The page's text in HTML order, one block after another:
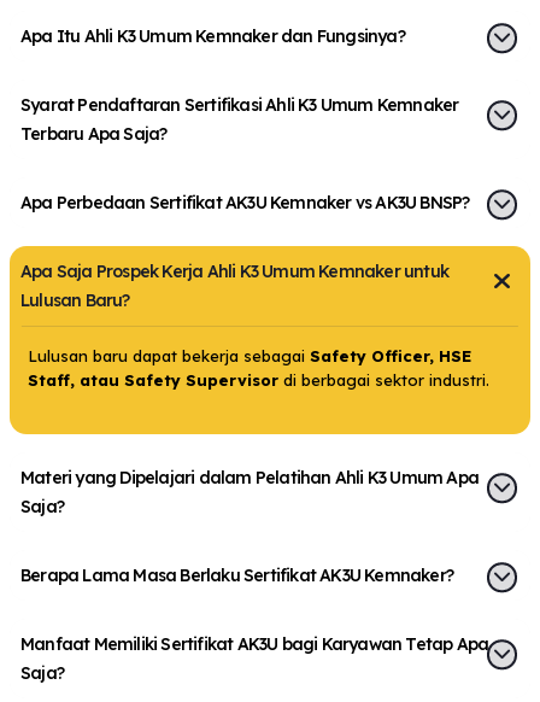
Apa Itu Ahli K3 Umum Kemnaker dan Fungsinya?
Syarat Pendaftaran Sertifikasi Ahli K3 Umum Kemnaker
Terbaru Apa Saja?
Apa Perbedaan Sertifikat AK3U Kemnaker vs AK3U BNSP?
Apa Saja Prospek Kerja Ahli K3 Umum Kemnaker untuk
Lulusan Baru?
Lulusan baru dapat bekerja sebagai Safety Officer, HSE
Staff, atau Safety Supervisor di berbagai sektor industri.
Materi yang Dipelajari dalam Pelatihan Ahli K3 Umum Apa
Saja?
Berapa Lama Masa Berlaku Sertifikat AK3U Kemnaker?
Manfaat Memiliki Sertifikat AK3U bagi Karyawan Tetap Apa
Saja?